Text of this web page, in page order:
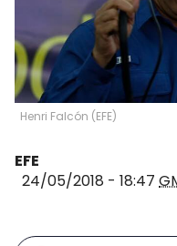
Henri Falcón (EFE)
EFE
24/05/2018 - 18:47